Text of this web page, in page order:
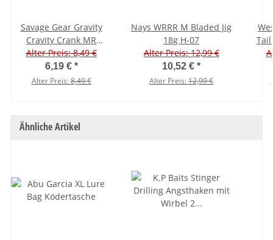
Savage Gear Gravity
Cravity Crank MR
Crankbait 7,3 cm Roach
Alter Preis: 8,49 €
6,19 € *
Alter Preis:8,49 €
Nays WRRR M Bladed Jig
18g H-07
Alter Preis: 12,99 €
10,52 € *
Alter Preis:12,99 €
Tail
Ähnliche Artikel